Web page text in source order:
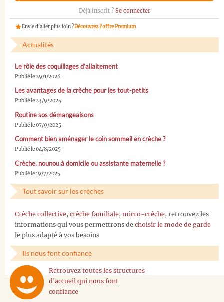
Déjà inscrit ? Se connecter
Envie d'aller plus loin ?Découvrez l'offre Premium
Actualités
Le rôle des coquillages d’allaitement
Publié le 29/1/2026
Les avantages de la crèche pour les tout-petits
Publié le 23/9/2025
Routine sos démangeaisons
Publié le 07/9/2025
Comment bien aménager le coin sommeil en crèche ?
Publié le 04/8/2025
Crèche, nounou à domicile ou assistante maternelle ?
Publié le 19/7/2025
Tout savoir sur les crèches
Crèche collective, crèche familiale, micro-crèche, retrouvez les
informations qui vous permettrons de choisir le mode de garde
le plus adapté à vos besoins
Ils nous font confiance
Retrouvez toutes les structures
d'accueil qui nous font
confiance